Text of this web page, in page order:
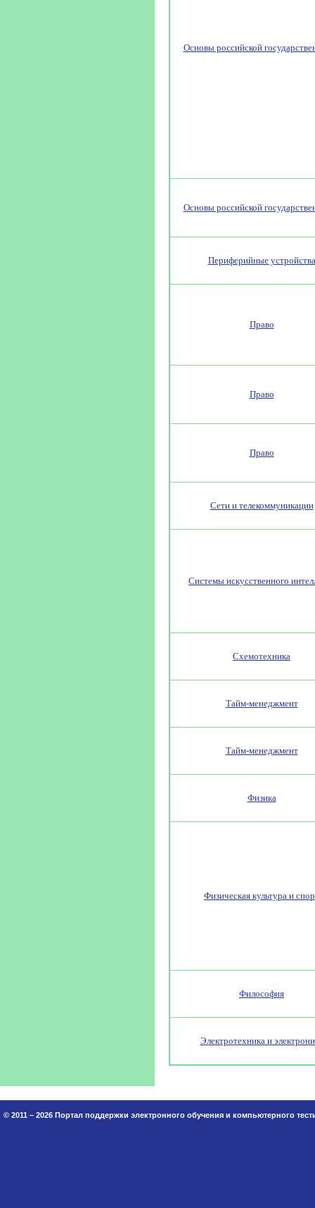
Основы российской
Основы российской
Периферийные устройства
Право
Право
Право
Сети и телекоммуникации
Системы искусственного
Схемотехника
Тайм-менеджмент
Тайм-менеджмент
Физика
Физическая культура и
Философия
Электротехника и
© 2011 – 2026 Портал поддержки электронного обучения и компьютерного